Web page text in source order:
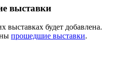
выставки
будет добавлена.
прошедшие выставки.